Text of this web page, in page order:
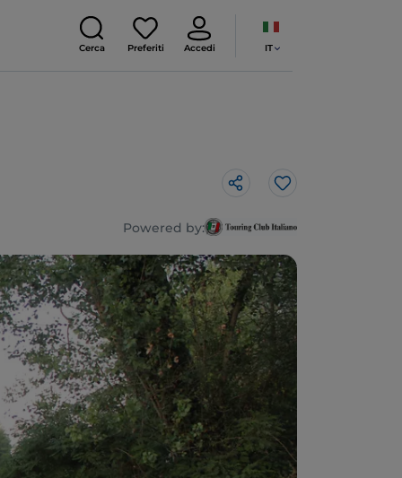
Cerca Preferiti Accedi IT
Like
Powered by: